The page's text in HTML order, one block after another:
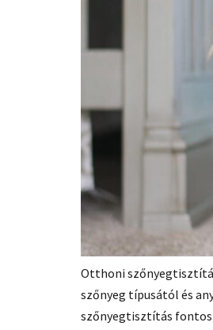
Otthoni
szőnyeg típusától és
szőnyegtisztítás fontos